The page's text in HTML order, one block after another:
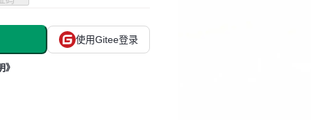
使用Gitee登录
》